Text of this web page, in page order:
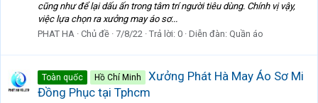
cũng như để lại dấu ấn trong tâm trí người tiêu dùng. Chính vị vậy,
việc lựa chọn ra xưởng may áo sơ...
PHAT HA Chủ đề 7/8/22 Trả lời: 0 Diễn đàn: Quần áo
Toàn quốc Hồ Chí Minh
Xưởng Phát Hà May Áo Sơ Mi
Đồng Phục tại Tphcm